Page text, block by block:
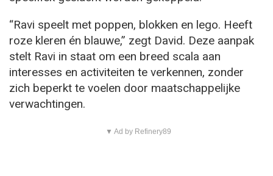
“Ravi speelt met poppen, blokken en lego. Heeft
roze kleren én blauwe,” zegt David. Deze aanpak
stelt Ravi in staat om een breed scala aan
interesses en activiteiten te verkennen, zonder
zich beperkt te voelen door maatschappelijke
verwachtingen.
▼ Ad by Refinery89